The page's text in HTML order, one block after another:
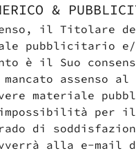
&
il Titolare
pubblicitario
è il Suo
assenso
materiale
per il
di
alla e-